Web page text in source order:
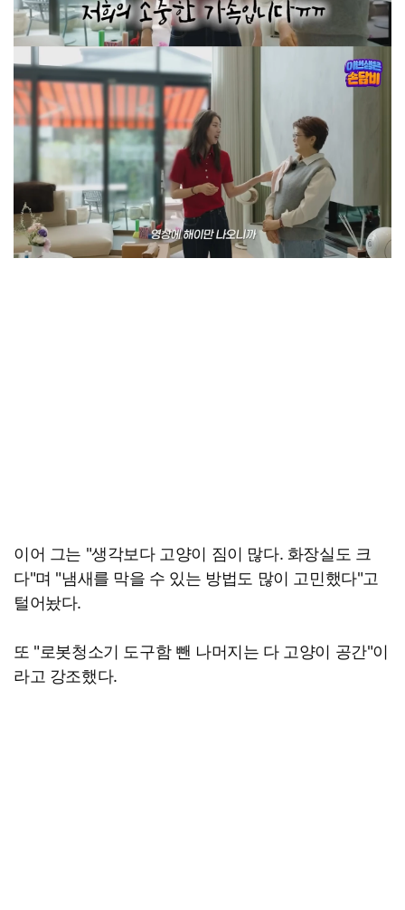
이어 그는 "생각보다 고양이 짐이 많다. 화장실도 크
다"며 "냄새를 막을 수 있는 방법도 많이 고민했다"고
털어놨다.
또 "로봇청소기 도구함 뺀 나머지는 다 고양이 공간"이
라고 강조했다.